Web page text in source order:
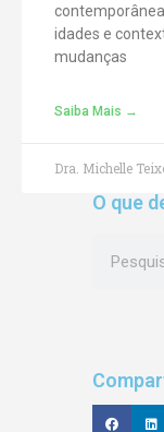
idades e
mudanças
Saiba Mais →
Dra. Michelle
O que